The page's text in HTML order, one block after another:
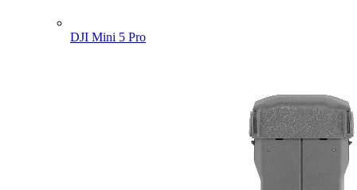
DJI Mini 5 Pro